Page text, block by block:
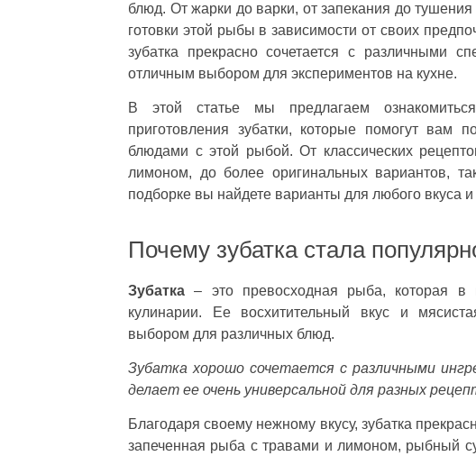
блюд. От жарки до варки, от запекания до
готовки этой рыбы в зависимости от своих
зубатка прекрасно сочетается с различными
отличным выбором для экспериментов на кухне.
В этой статье мы предлагаем
приготовления зубатки, которые помогут вам
блюдами с этой рыбой. От классических
лимоном, до более оригинальных вариантов,
подборке вы найдете варианты для любого вкуса и
Почему зубатка стала
Зубатка – это превосходная рыба, которая в
кулинарии. Ее восхитительный вкус и
выбором для различных блюд.
Зубатка хорошо сочетается с различными
делает ее очень универсальной для разных
Благодаря своему нежному вкусу, зубатка
запеченная рыба с травами и лимоном, рыбный